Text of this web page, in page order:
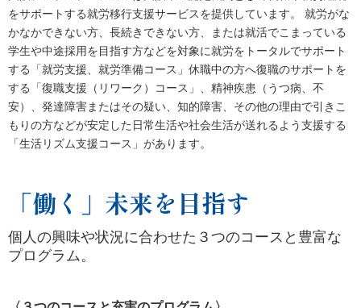
をサポートする就労移行支援サービスを提供しています。 就労がな
かなかできない方、長続きできない方、または就活でこまっている
学生や中途採用を目指す方などを対象に就労をトータルでサポート
する「就労支援、就労準備コース」休職中の方へ復職のサポートを
する「復職支援（リワーク）コース」、精神疾患（うつ病、不
安）、発達障害またはその疑い、知的障害、その他の理由で引きこ
もりの方などが安定した日常生活や社会生活が送れるよう支援する
「生活リズム支援コース」があります。
「働く」未来を目指す
個人の興味や状況に合わせた３つのコースと豊富な
プログラム。